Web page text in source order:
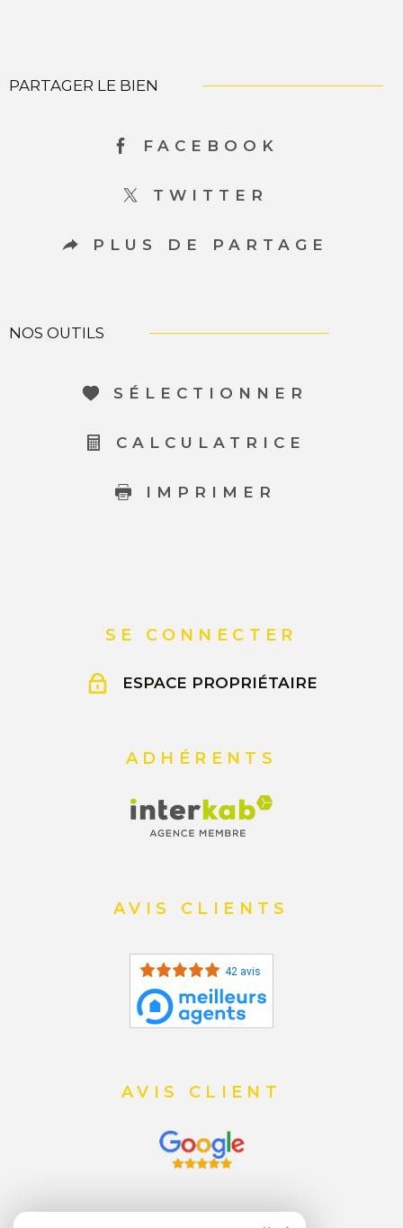
PARTAGER LE BIEN
FACEBOOK
TWITTER
PLUS DE PARTAGE
NOS OUTILS
SÉLECTIONNER
CALCULATRICE
IMPRIMER
SE CONNECTER
ESPACE PROPRIÉTAIRE
ADHÉRENTS
AVIS CLIENTS
42 avis
AVIS CLIENT